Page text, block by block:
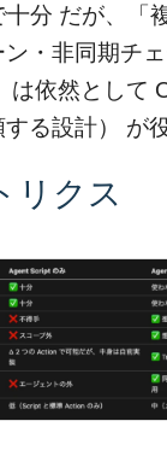
分 だが、「
・非同期チ
は依然として
る設計） が
リクス